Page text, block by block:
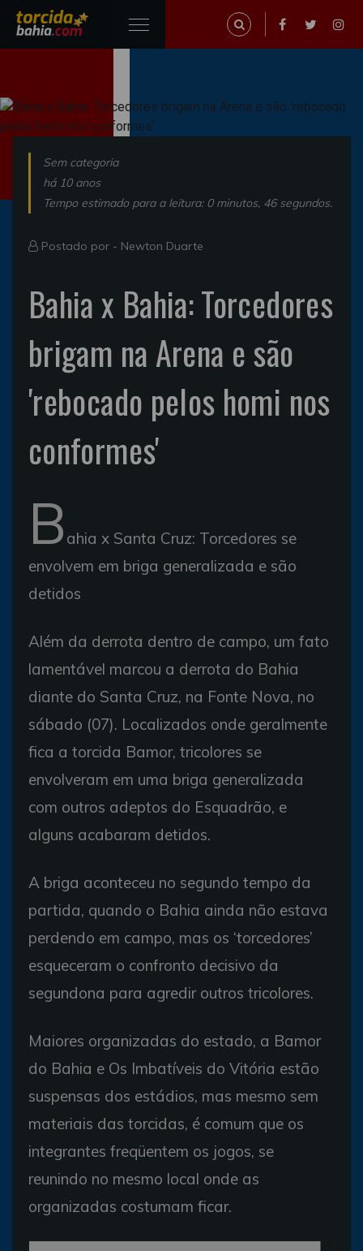
Sem categoria
há 10 anos
Tempo estimado para a leitura: 0 minutos, 46 segundos.
Postado por - Newton Duarte
Bahia x Bahia: Torcedores
brigam na Arena e são
'rebocado pelos homi nos
conformes'
B ahia x Santa Cruz: Torcedores se
envolvem em briga generalizada e são
detidos
Além da derrota dentro de campo, um fato
lamentável marcou a derrota do Bahia
diante do Santa Cruz, na Fonte Nova, no
sábado (07). Localizados onde geralmente
fica a torcida Bamor, tricolores se
envolveram em uma briga generalizada
com outros adeptos do Esquadrão, e
alguns acabaram detidos.
A briga aconteceu no segundo tempo da
partida, quando o Bahia ainda não estava
perdendo em campo, mas os ‘torcedores’
esqueceram o confronto decisivo da
segundona para agredir outros tricolores.
Maiores organizadas do estado, a Bamor
do Bahia e Os Imbatíveis do Vitória estão
suspensas dos estádios, mas mesmo sem
materiais das torcidas, é comum que os
integrantes freqüentem os jogos, se
reunindo no mesmo local onde as
organizadas costumam ficar.